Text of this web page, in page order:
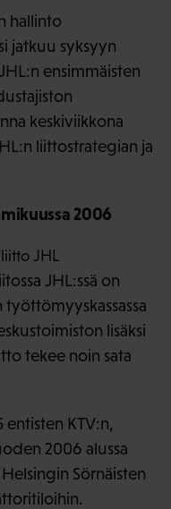
hallinto
jatkuu syksyyn
ensimmäisten
keskiviikkona
liittostrategian ja
2006
JHL:ssä on
lisäksi
tekee noin sata
KTV:n,
2006 alussa
Sörnäisten